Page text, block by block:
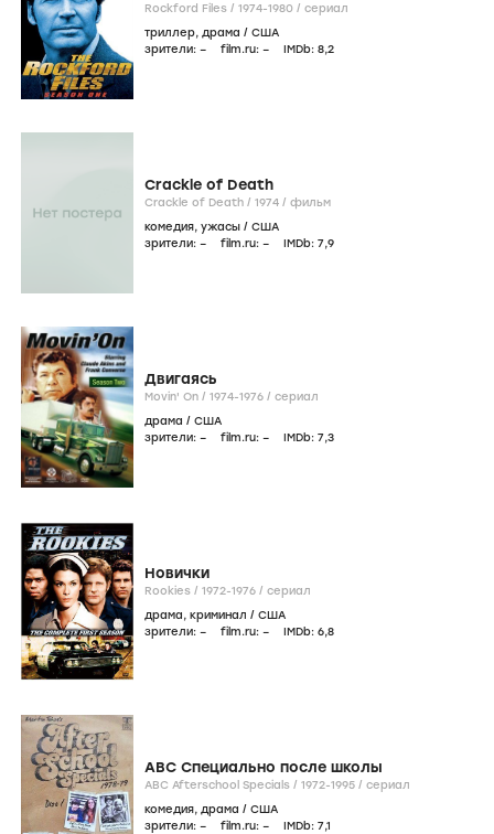
Rockford Files / 1974-1980 / сериал
триллер, драма / США
зрители: – film.ru: – IMDb: 8,2
Crackle of Death
Crackle of Death / 1974 / фильм
комедия, ужасы / США
зрители: – film.ru: – IMDb: 7,9
Двигаясь
Movin' On / 1974-1976 / сериал
драма / США
зрители: – film.ru: – IMDb: 7,3
Новички
Rookies / 1972-1976 / сериал
драма, криминал / США
зрители: – film.ru: – IMDb: 6,8
ABC Специально после школы
ABC Afterschool Specials / 1972-1995 / сериал
комедия, драма / США
зрители: – film.ru: – IMDb: 7,1